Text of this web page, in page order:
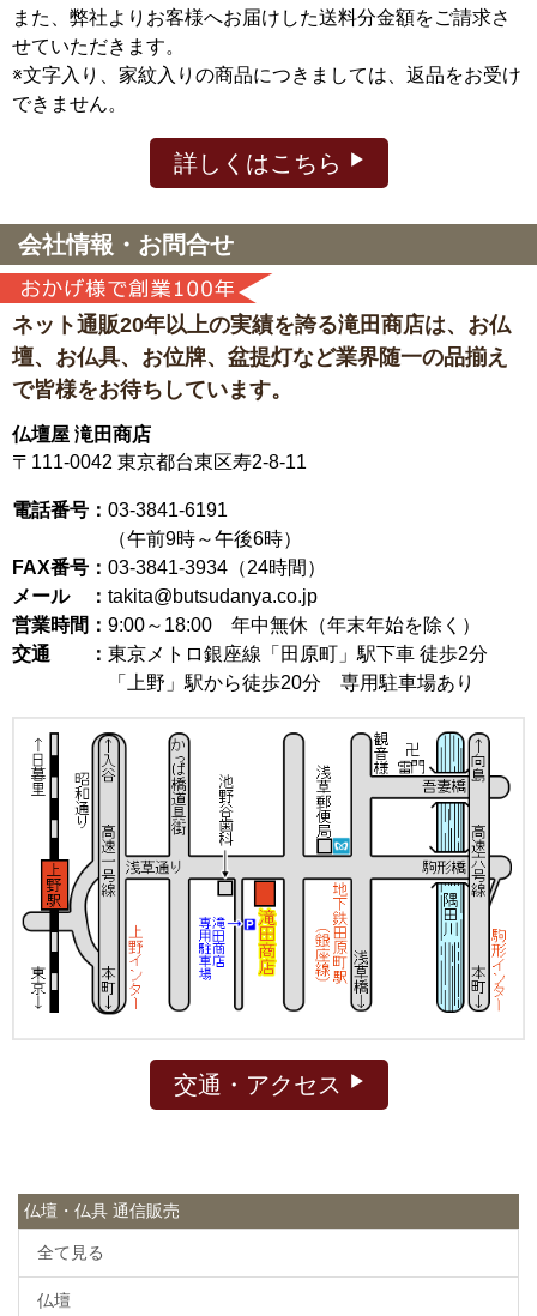
また、弊社よりお客様へお届けした送料分金額をご請求さ
せていただきます。
※文字入り、家紋入りの商品につきましては、返品をお受け
できません。
詳しくはこちら
会社情報・お問合せ
ネット通販20年以上の実績を誇る滝田商店は、 お仏
壇、お仏具、お位牌、盆提灯など業界随一の品揃え
で皆様をお待ちしています。
仏壇屋 滝田商店
〒111-0042 東京都台東区寿2-8-11
電話番号： 03-3841-6191
（午前9時～午後6時）
FAX番号： 03-3841-3934（24時間）
メール ： takita@butsudanya.co.jp
営業時間： 9:00～18:00 年中無休（年末年始を除く）
交通 ： 東京メトロ銀座線「田原町」駅下車 徒歩2分
「上野」駅から徒歩20分 専用駐車場あり
交通・アクセス
仏壇・仏具 通信販売
全て見る
仏壇